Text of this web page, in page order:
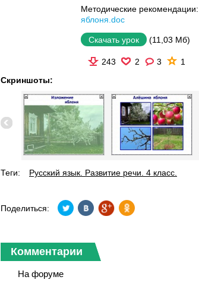
Методические рекомендации:
яблоня.doc
Скачать урок (11,03 Мб)
243 2 3
1
Скриншоты:
Теги: Русский язык. Развитие речи. 4 класс.
Поделиться:
Комментарии
На форуме